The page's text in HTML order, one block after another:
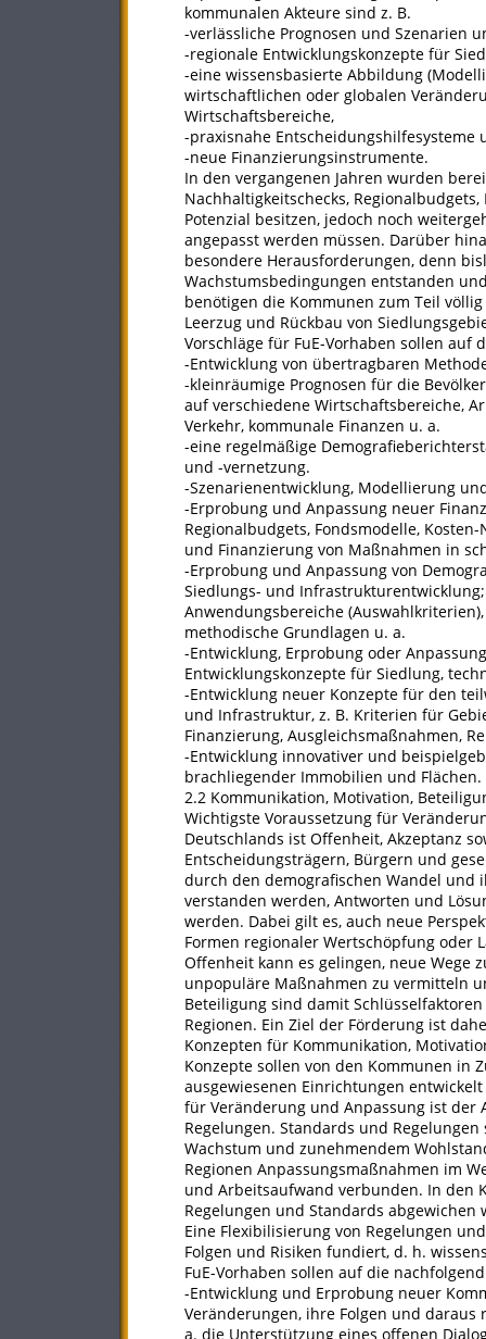
kommunalen Akteure sind z. B.
-verlässliche Prognosen und Szenarien
-regionale Entwicklungskonzepte für
-eine wissensbasierte Abbildung
wirtschaftlichen oder globalen
Wirtschaftsbereiche,
-praxisnahe Entscheidungshilfesysteme
-neue Finanzierungsinstrumente.
In den vergangenen Jahren wurden
Nachhaltigkeitschecks,
Potenzial besitzen, jedoch noch
angepasst werden müssen. Darüber
besondere Herausforderungen, denn
Wachstumsbedingungen entstanden
benötigen die Kommunen zum Teil
Leerzug und Rückbau von
Vorschläge für FuE-Vorhaben sollen
-Entwicklung von übertragbaren
-kleinräumige Prognosen für die
auf verschiedene Wirtschaftsbereiche,
Verkehr, kommunale Finanzen u. a.
-eine regelmäßige
und -vernetzung.
-Szenarienentwicklung, Modellierung
-Erprobung und Anpassung neuer
Regionalbudgets, Fondsmodelle,
und Finanzierung von Maßnahmen in
-Erprobung und Anpassung von
Siedlungs- und
Anwendungsbereiche
methodische Grundlagen u. a.
-Entwicklung, Erprobung oder
Entwicklungskonzepte für Siedlung,
-Entwicklung neuer Konzepte für den
und Infrastruktur, z. B. Kriterien für
Finanzierung, Ausgleichsmaßnahmen,
-Entwicklung innovativer und
brachliegender Immo­bilien und Flächen.
2.2 Kommunikation, Motivation,
Wichtigste Voraussetzung für
Deutschlands ist Offenheit, Akzeptanz
Entscheidungsträgern, Bürgern und
durch den demografischen Wandel und
verstanden werden, Antworten und
werden. Dabei gilt es, auch neue
Formen regionaler Wertschöpfung oder
Offenheit kann es gelingen, neue Wege
unpopuläre Maßnahmen zu vermitteln
Beteiligung sind damit
Regionen. Ein Ziel der Förderung ist
Konzepten für Kommunikation,
Konzepte sollen von den Kommunen in
ausgewiesenen Einrichtungen
für Veränderung und Anpassung ist der
Regelungen. Standards und
Wachstum und zunehmendem
Regionen Anpassungsmaßnahmen im
und Arbeitsaufwand verbunden. In den
Regelungen und Standards
Eine Flexibilisierung von Regelungen
Folgen und Risiken fundiert, d. h.
FuE-Vorhaben sollen auf die
-Entwicklung und Erprobung neuer
Veränderungen, ihre Folgen und
a. die Unterstützung eines offenen